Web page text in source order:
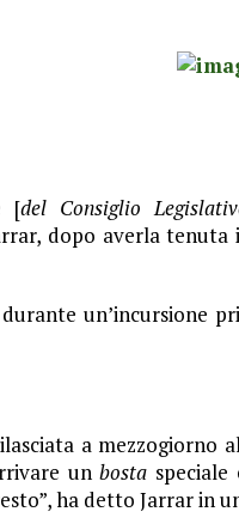
[del Consiglio
dopo averla tenuta
un’incursione
a mezzogiorno
unbosta
ha detto Jarrar in